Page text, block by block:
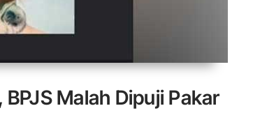
Malah Dipuji Pakar
Diduga Dibobol Bjorka, BPJS Malah Dipuji Pakar